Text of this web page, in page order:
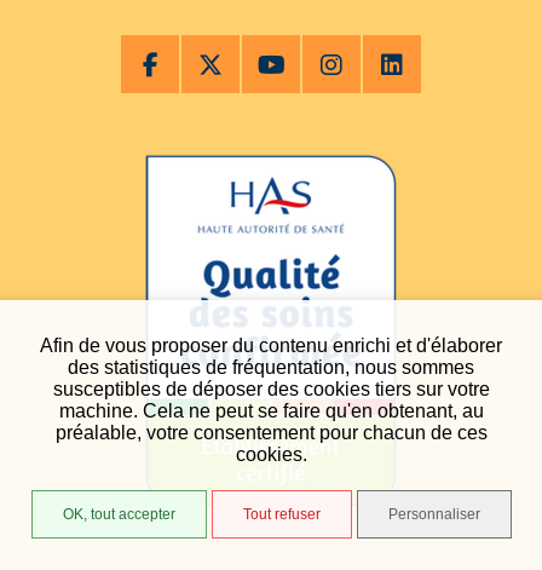
Afin de vous proposer du contenu enrichi et d'élaborer
des statistiques de fréquentation, nous sommes
susceptibles de déposer des cookies tiers sur votre
machine. Cela ne peut se faire qu'en obtenant, au
préalable, votre consentement pour chacun de ces
cookies.
OK, tout accepter Tout refuser Personnaliser